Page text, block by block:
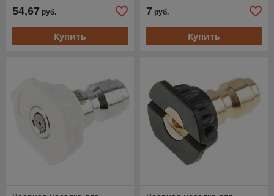
54,67 руб.
Купить
7 руб.
Купить